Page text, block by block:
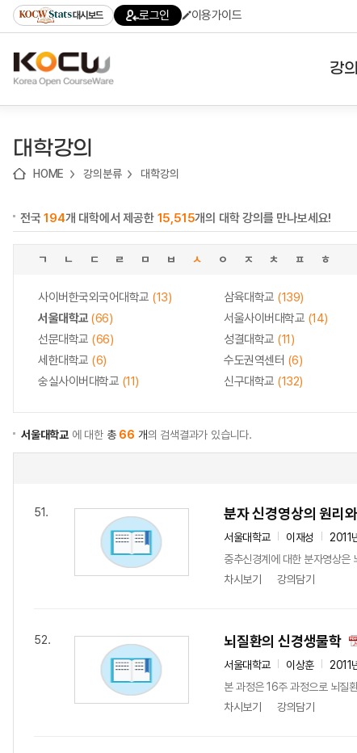
기
기
기
content)
가
대시보드 로그인 이용가이드
강
대학강의
HOME 강의분류 대학강의
전국194개 대학에서 제공한 15,515개의 대학 강의를 만나보세요!
ㄱ ㄴ ㄷ ㄹ ㅁ ㅂ ㅅ ㅇ ㅈ ㅊ ㅍ ㅎ
사이버한국외국어대학교 (13) 삼육대학교 (139)
서울대학교(66) 서울사이버대학교 (14)
선문대학교 (66) 성결대학교 (11)
세한대학교 (6) 수도권역센터 (6)
숭실사이버대학교 (11) 신구대학교 (132)
서울대학교 에 대한 총 66 개의 검색결과가 있습니다.
51. 분자 신경영상의 원리
서울대학교 이재성
2011
중추신경계에 대한 분자영상은
차시보기
강의담기
52. 뇌질환의 신경생물학
서울대학교 이상훈
2011
본 과정은 16주 과정으로 뇌질
차시보기
강의담기